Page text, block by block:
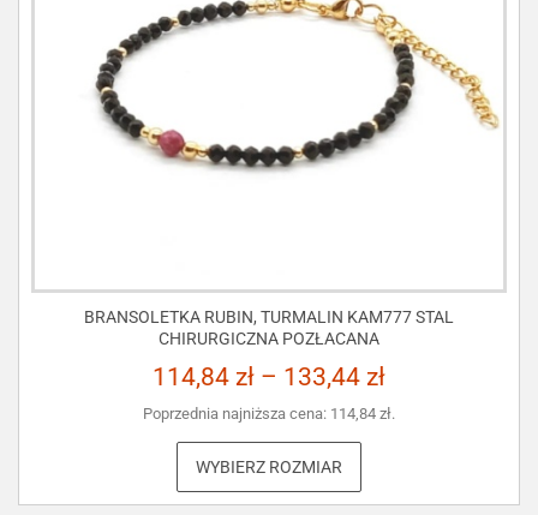
BRANSOLETKA RUBIN, TURMALIN KAM777 STAL
CHIRURGICZNA POZŁACANA
114,84 zł – 133,44 zł
Poprzednia najniższa cena: 114,84 zł.
WYBIERZ ROZMIAR